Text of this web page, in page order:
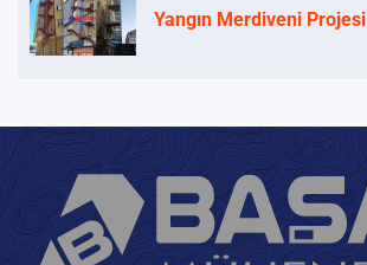
Yangın Merdiveni Projesi